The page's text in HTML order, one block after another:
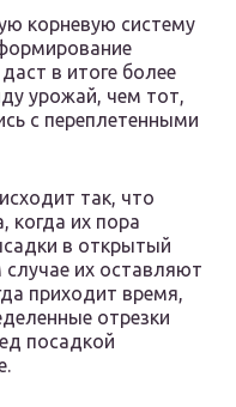
корневую систему
в итоге более
урожай, чем тот,
с переплетенными
так, что
когда их пора
в открытый
их оставляют
приходит время,
отрезки
посадкой